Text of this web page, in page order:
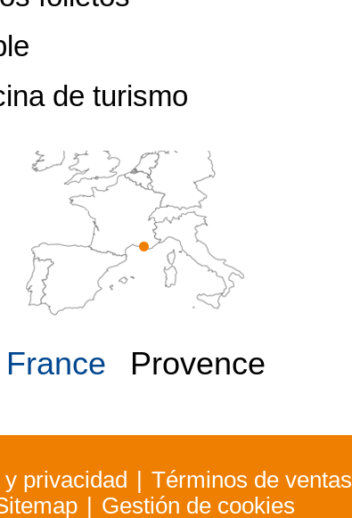
de turismo
France Provence
privacidad Términos de ventas
Gestión de cookies